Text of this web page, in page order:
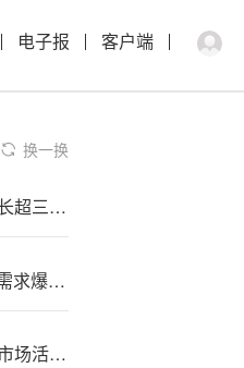
电子报 客户端
换一换
旗滨集团前三季:度净利润增长超三成 “反?内卷”带动行业回暖
海.光信息沙超群：AI服务器需求爆发 公司订单情况良好
进,博机遇展现中国超大规模市场活力｜聚焦2025进博会